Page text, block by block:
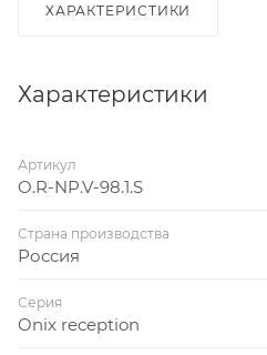
ХАРАКТЕРИСТИКИ
Характеристики
Артикул
O.R-NP.V-98.1.S
Страна производства
Россия
Серия
Onix reception